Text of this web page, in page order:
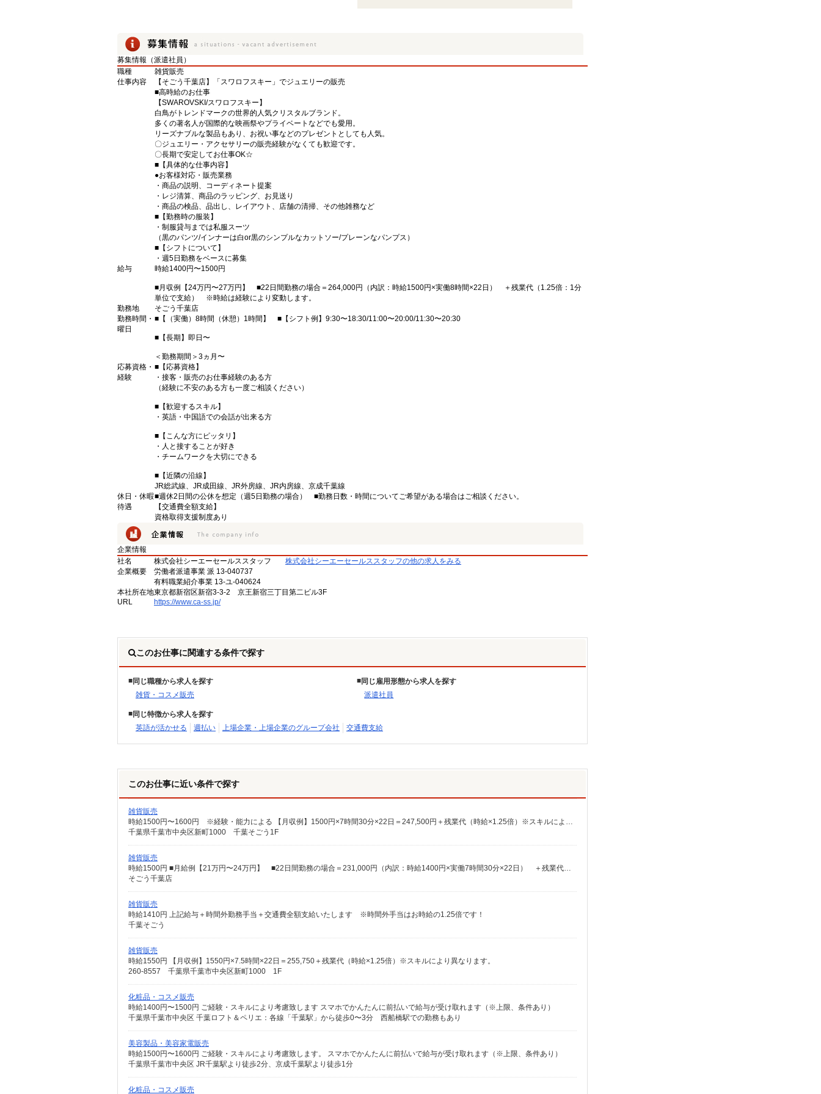
募集情報（派遣社員）
職種
雑貨販売
仕事内容
【そごう千葉店】「スワロフスキー」でジュエリーの販売
■高時給のお仕事
【SWAROVSKI/スワロフスキー】
白鳥がトレンドマークの世界的人気クリスタルブランド。
多くの著名人が国際的な映画祭やプライベートなどでも愛用。
リーズナブルな製品もあり、お祝い事などのプレゼントとしても人気。
〇ジュエリー・アクセサリーの販売経験がなくても歓迎です。
〇長期で安定してお仕事OK☆
■【具体的な仕事内容】
●お客様対応・販売業務
・商品の説明、コーディネート提案
・レジ清算、商品のラッピング、お見送り
・商品の検品、品出し、レイアウト、店舗の清掃、その他雑務など
■【勤務時の服装】
・制服貸与までは私服スーツ
（黒のパンツ/インナーは白or黒のシンプルなカットソー/プレーンなパンプス）
■【シフトについて】
・週5日勤務をベースに募集
給与
時給1400円〜1500円
■月収例【24万円〜27万円】 ■22日間勤務の場合＝264,000円（内訳：時給1500円×実働8時間×22日） ＋残業代（1.25倍：1分
単位で支給） ※時給は経験により変動します。
勤務地
そごう千葉店
勤務時間・
曜日
■【（実働）8時間（休憩）1時間】 ■【シフト例】9:30〜18:30/11:00〜20:00/11:30〜20:30
■【長期】即日〜
＜勤務期間＞3ヵ月〜
応募資格・
経験
■【応募資格】
・接客・販売のお仕事経験のある方
（経験に不安のある方も一度ご相談ください）
■【歓迎するスキル】
・英語・中国語での会話が出来る方
■【こんな方にピッタリ】
・人と接することが好き
・チームワークを大切にできる
■【近隣の沿線】
JR総武線、JR成田線、JR外房線、JR内房線、京成千葉線
休日・休暇■週休2日間の公休を想定（週5日勤務の場合） ■勤務日数・時間についてご希望がある場合はご相談ください。
待遇
【交通費全額支給】
資格取得支援制度あり
企業情報
社名
株式会社シーエーセールススタッフ
株式会社シーエーセールススタッフの他の求人をみる
企業概要
労働者派遣事業 派 13-040737
有料職業紹介事業 13-ユ-040624
本社所在地東京都新宿区新宿3-3-2 京王新宿三丁目第二ビル3F
URL
https://www.ca-ss.jp/
このお仕事に関連する条件で探す
同じ職種から求人を探す
雑貨・コスメ販売
同じ雇用形態から求人を探す
派遣社員
同じ特徴から求人を探す
英語が活かせる
週払い 上場企業・上場企業のグループ会社 交通費支給
このお仕事に近い条件で探す
雑貨販売
時給1500円〜1600円 ※経験・能力による 【月収例】1500円×7時間30分×22日＝247,500円＋残業代（時給×1.25倍）※スキルにより異なります。
千葉県千葉市中央区新町1000 千葉そごう1F
雑貨販売
時給1500円 ■月給例【21万円〜24万円】 ■22日間勤務の場合＝231,000円（内訳：時給1400円×実働7時間30分×22日） ＋残業代（1.25倍：1分単位で支給） ※時給は経験により変動します。
そごう千葉店
雑貨販売
時給1410円 上記給与＋時間外勤務手当＋交通費全額支給いたします ※時間外手当はお時給の1.25倍です！
千葉そごう
雑貨販売
時給1550円 【月収例】1550円×7.5時間×22日＝255,750＋残業代（時給×1.25倍）※スキルにより異なります。
260-8557 千葉県千葉市中央区新町1000 1F
化粧品・コスメ販売
時給1400円〜1500円 ご経験・スキルにより考慮致します スマホでかんたんに前払いで給与が受け取れます（※上限、条件あり）
千葉県千葉市中央区 千葉ロフト＆ペリエ：各線「千葉駅」から徒歩0〜3分 西船橋駅での勤務もあり
美容製品・美容家電販売
時給1500円〜1600円 ご経験・スキルにより考慮致します。 スマホでかんたんに前払いで給与が受け取れます（※上限、条件あり）
千葉県千葉市中央区 JR千葉駅より徒歩2分、京成千葉駅より徒歩1分
化粧品・コスメ販売